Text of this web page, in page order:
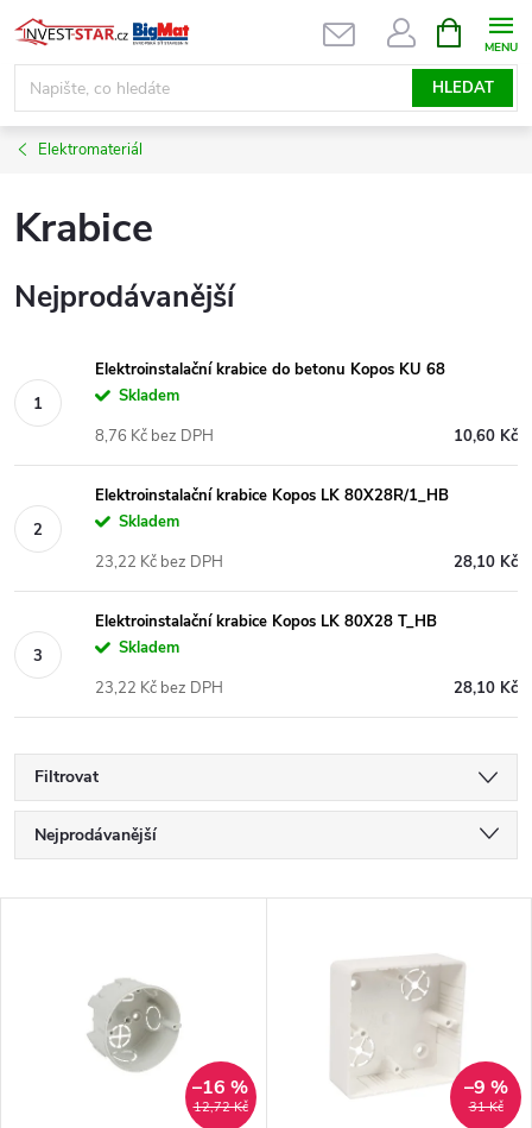
Přejít
na
obsah
HLEDAT
NÁKUPNÍ
KOŠÍK
Elektromateriál
Krabice
Nejprodávanější
Elektroinstalační krabice do betonu Kopos KU 68
Skladem
10,60 Kč
8,76 Kč bez DPH
Elektroinstalační krabice Kopos LK 80X28R/1_HB
Skladem
28,10 Kč
23,22 Kč bez DPH
Elektroinstalační krabice Kopos LK 80X28 T_HB
Skladem
28,10 Kč
23,22 Kč bez DPH
Filtrovat
Ř
a
Nejprodávanější
12,72 Kč
–16 %
31 Kč
–9 %